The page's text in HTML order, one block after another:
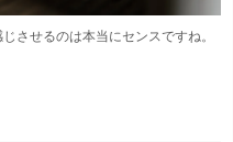
させるのは本当にセンスですね。